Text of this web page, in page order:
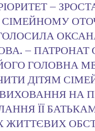
–
– ПАТРОНАТ
ГОЛОВНА
ДІТЯМ
НА
ЇЇ
ЖИТТЄВИХ